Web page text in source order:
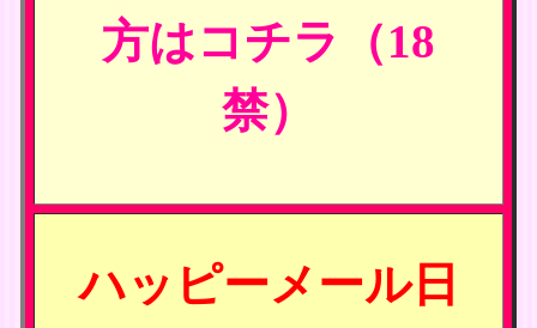
方はコチラ（18
禁）
ハッピーメール日